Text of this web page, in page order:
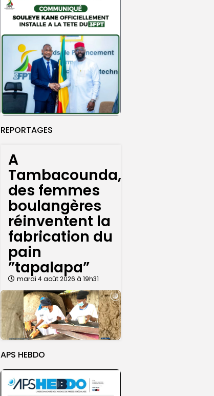
REPORTAGES
A
Tambacounda,
des femmes
boulangères
réinventent la
fabrication du
pain
”tapalapa”
mardi 4 août 2026 à 19h31
APS HEBDO